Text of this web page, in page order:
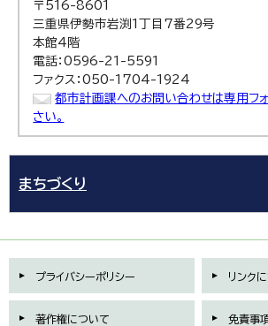
〒516-8601
三重県伊勢市岩渕1丁目7番29号
本館4階
電話：0596-21-5591
ファクス：050-1704-1924
都市計画課へのお問い合わせは専用フ
さい。
まちづくり
プライバシーポリシー リンク
著作権について 免責事